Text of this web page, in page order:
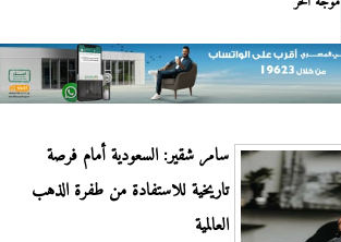
سامر شقير: السعودية أمام فرصة
تاريخية للاستفادة من طفرة الذهب
العالمية